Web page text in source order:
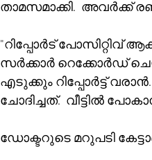
താമസമാക്കി.  അവർക്ക്
"റിപ്പോർട് പോസിറ്റിവ്
സർക്കാർ റെക്കോർഡ്
എടുക്കും റിപ്പോർട്ട്
ചോദിച്ചത്.  വീട്ടിൽ
ഡോക്ടറുടെ മറുപടി